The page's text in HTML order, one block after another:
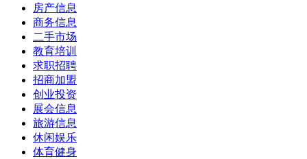
房产信息
商务信息
二手市场
教育培训
求职招聘
招商加盟
创业投资
展会信息
旅游信息
休闲娱乐
体育健身